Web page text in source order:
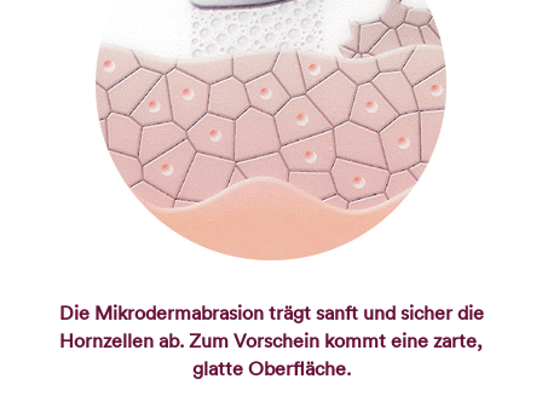
Die Mikrodermabrasion trägt sanft und sicher die
Hornzellen ab. Zum Vorschein kommt eine zarte,
glatte Oberfläche.